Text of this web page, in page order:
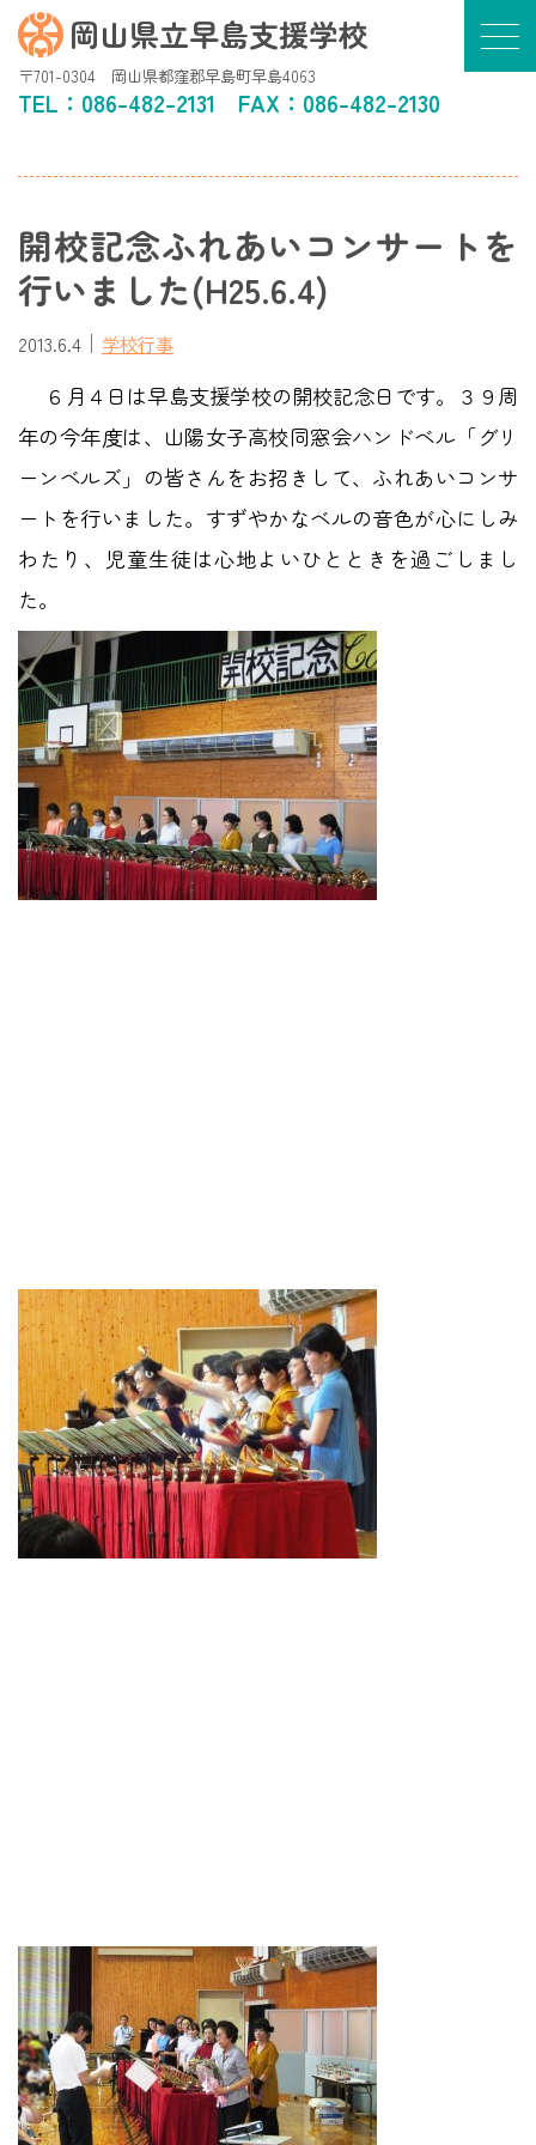
岡山県立早島支援学校
〒701-0304 岡山県都窪郡早島町早島4063
TEL： 086-482-2131 FAX：086-482-2130
開校記念ふれあいコンサートを
行いました(H25.6.4)
2013.6.4 ｜ 学校行事
６月４日は早島支援学校の開校記念日です。３９周
年の今年度は、山陽女子高校同窓会ハンドベル「グリ
ーンベルズ」の皆さんをお招きして、ふれあいコンサ
ートを行いました。すずやかなベルの音色が心にしみ
わたり、児童生徒は心地よいひとときを過ごしまし
た。